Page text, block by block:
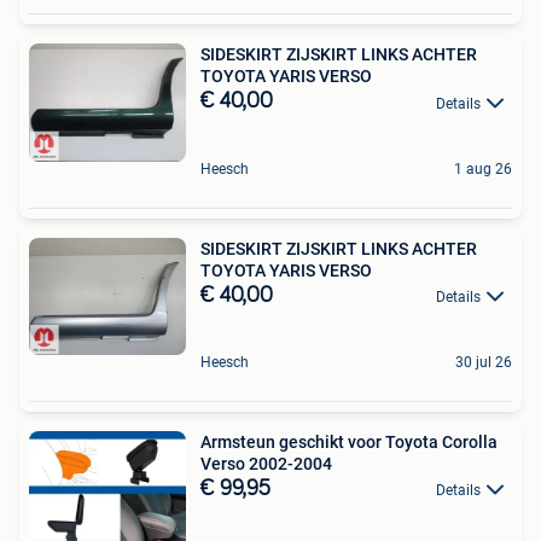
SIDESKIRT ZIJSKIRT LINKS ACHTER
TOYOTA YARIS VERSO
€ 40,00 Details
Heesch 1 aug 26
SIDESKIRT ZIJSKIRT LINKS ACHTER
TOYOTA YARIS VERSO
€ 40,00 Details
Heesch 30 jul 26
Armsteun geschikt voor Toyota Corolla
Verso 2002-2004
€ 99,95 Details